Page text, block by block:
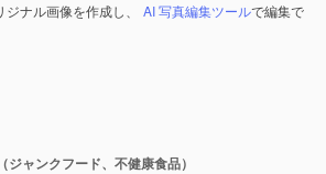
ジナル画像を作成し、 AI 写真編集ツールで編集で
ジャンクフード、不健康食品）